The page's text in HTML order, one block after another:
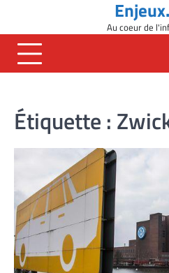
content
Au coeur de
Étiquette :